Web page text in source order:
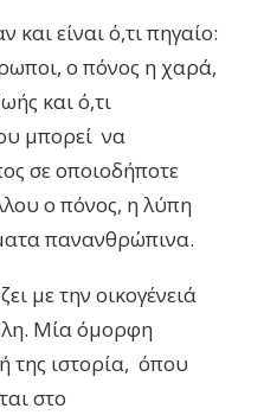
και είναι ό,τι πηγαίο:
ο πόνος η χαρά,
και ό,τι
μπορεί να
σε οποιοδήποτε
ο πόνος, η λύπη
πανανθρώπινα.
με την οικογένειά
Μία όμορφη
της ιστορία, όπου
στο